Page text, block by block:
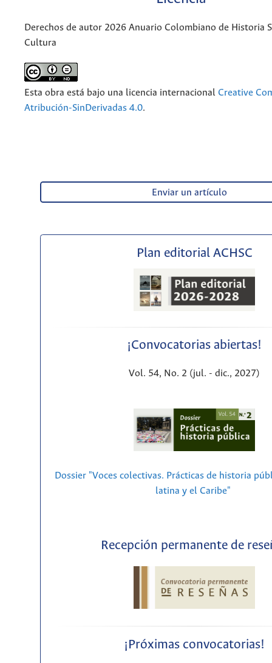
Derechos de autor 2026 Anuario Colombiano de Historia
Cultura
Esta obra está bajo una licencia internacional Creative
Atribución-SinDerivadas 4.0.
Enviar un artículo
Plan editorial ACHSC
¡Convocatorias abiertas!
Vol. 54, No. 2 (jul. - dic., 2027)
Dossier "Voces colectivas. Prácticas de historia
latina y el Caribe"
Recepción permanente de
¡Próximas convocatorias!